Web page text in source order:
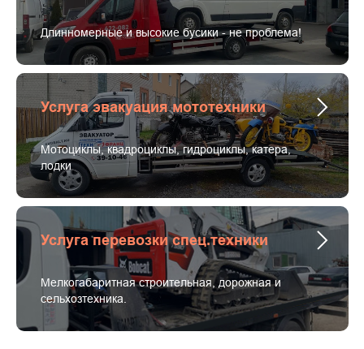
Длинномерные и высокие бусики - не проблема!
Услуга эвакуация мототехники
Мотоциклы, квадроциклы, гидроциклы, катера,
лодки
Услуга перевозки спец.техники
Мелкогабаритная строительная, дорожная и
сельхозтехника.